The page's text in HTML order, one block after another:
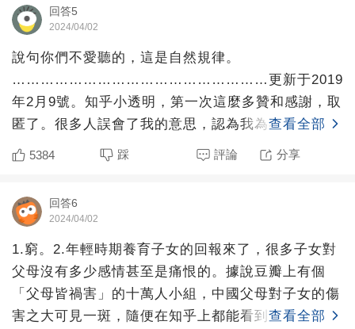
回答5
2024/04/02
說句你們不愛聽的，這是自然規律。
………………………………………………更新于2019
年2月9號。知乎小透明，第一次這麼多贊和感謝，取
匿了。很多人誤會了我的意思，認為我為不孝洗地。
當時隨意寫的，邏輯沒整理
查看全部
5384 踩 評論 分享
回答6
2024/04/02
1.窮。2.年輕時期養育子女的回報來了，很多子女對
父母沒有多少感情甚至是痛恨的。據說豆瓣上有個
「父母皆禍害」的十萬人小組，中國父母對子女的傷
害之大可見一斑，隨便在知乎上都能看到，別提什麼
查看全部